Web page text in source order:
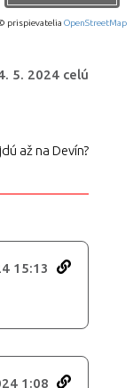
prispievatelia OpenStreetMap
5. 2024 celú
až na Devín?
15:13
1:08